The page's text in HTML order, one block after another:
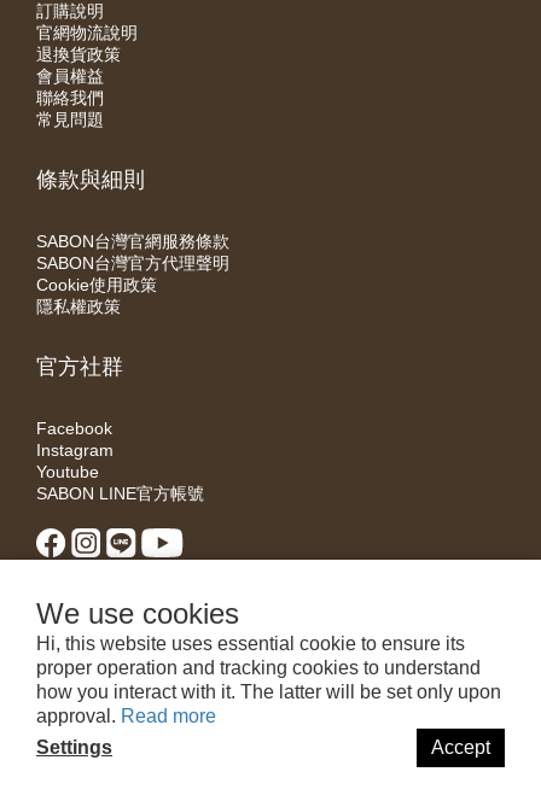
We use cookies
Hi, this website uses essential cookie to ensure its
proper operation and tracking cookies to understand
how you interact with it. The latter will be set only upon
approval. Read more
Settings
Accept
訂購說明
官網物流說明
退換貨政策
會員權益
聯絡我們
常見問題
條款與細則
SABON台灣官網服務條款
SABON台灣官方代理聲明
Cookie使用政策
隱私權政策
官方社群
Facebook
Instagram
Youtube
SABON LINE官方帳號
近期詐騙猖獗，若接獲可疑來電，請拒接並撥打165反詐騙專線查證